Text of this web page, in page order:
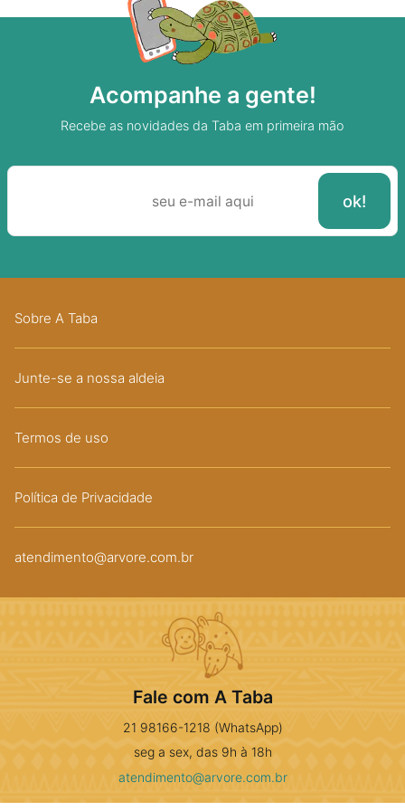
Acompanhe a gente!
Recebe as novidades da Taba em primeira mão
Sobre A Taba
Junte-se a nossa aldeia
Termos de uso
Política de Privacidade
atendimento@arvore.com.br
Fale com A Taba
21 98166-1218 (WhatsApp)
seg a sex, das 9h à 18h
atendimento@arvore.com.br